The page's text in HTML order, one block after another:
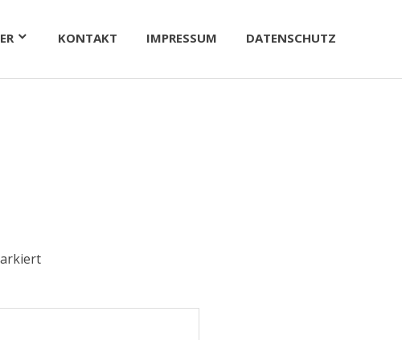
KONTAKT IMPRESSUM DATENSCHUTZ